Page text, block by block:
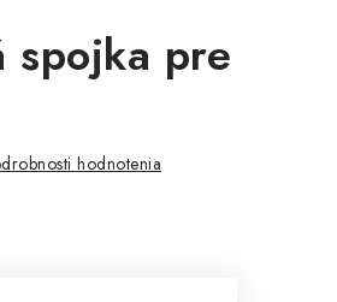
spojka pre
hodnotenia